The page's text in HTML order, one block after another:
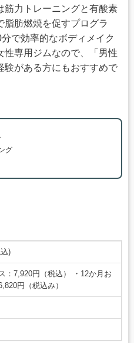
筋力トレーニングと有酸素
脂肪燃焼を促すプログラ
で効率的なボディメイク
性専用ジムなので、「男性
験がある方にもおすすめで
グ
)
：7,920円（税込） ・12か月お
円（税込み）